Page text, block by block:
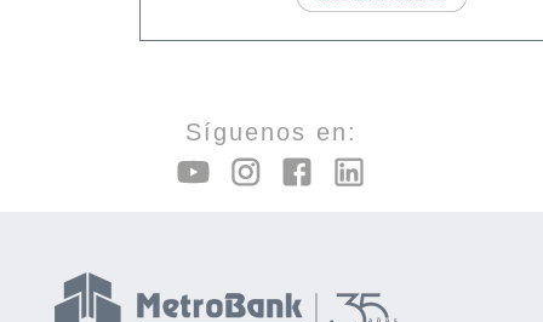
Síguenos en: